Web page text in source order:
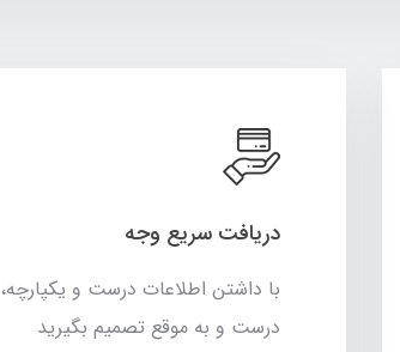
دریافت سریع وجه
با داشتن اطلاعات درست و یکپارچه،
درست و به موقع تصمیم بگیرید